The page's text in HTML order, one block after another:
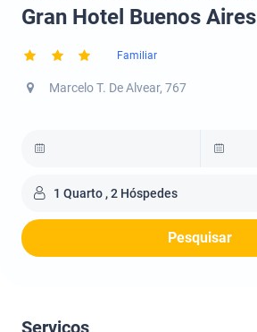
Gran Hotel Buenos Aires
Familiar
Marcelo T. De Alvear, 767
1 Quarto , 2 Hóspedes
Pesquisar
Serviços